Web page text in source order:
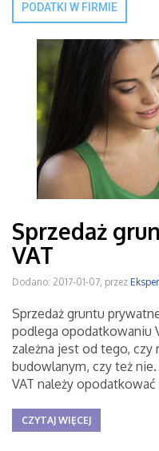
PODATKI W FIRMIE
Sprzedaż
VAT
Dodano: 2017-01-07, przez
Sprzedaż gruntu
podlega opodatkowaniu
zależna jest od tego, czy
budowlanym, czy też
VAT należy
CZYTAJ WIĘCEJ